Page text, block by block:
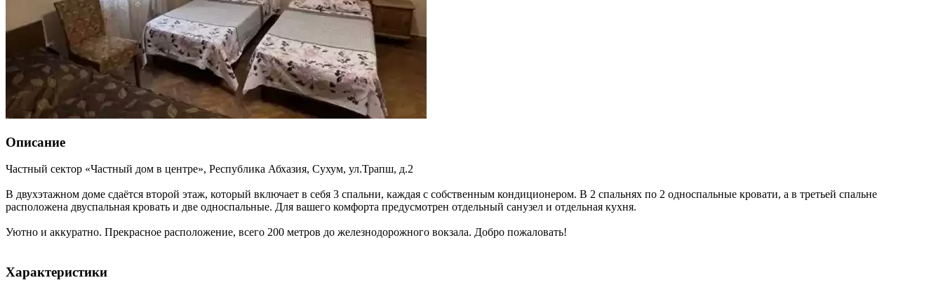
Описание
Частный сектор «Частный дом в центре», Республика Абхазия, Сухум, ул.Трапш, д.2
В двухэтажном доме сдаётся второй этаж, который включает в себя 3 спальни, каждая с собственным кондиционером. В 2 спальнях по 2 односпальные кровати, а в третьей спальне
расположена двуспальная кровать и две односпальные. Для вашего комфорта предусмотрен отдельный санузел и отдельная кухня.
Уютно и аккуратно. Прекрасное расположение, всего 200 метров до железнодорожного вокзала. Добро пожаловать!
Характеристики